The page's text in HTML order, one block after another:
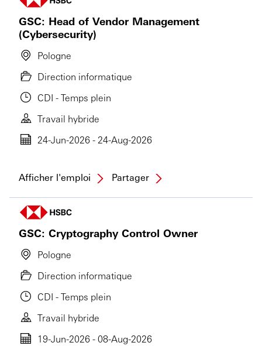
GSC: Head of Vendor Management
(Cybersecurity)
Pologne
Direction informatique
CDI - Temps plein
Travail hybride
24-Jun-2026 - 24-Aug-2026
Afficher l'emploi Partager
GSC: Cryptography Control Owner
Pologne
Direction informatique
CDI - Temps plein
Travail hybride
19-Jun-2026 - 08-Aug-2026